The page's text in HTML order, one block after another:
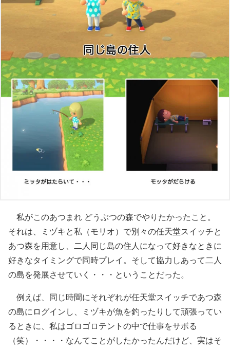
私がこのあつまれ どうぶつの森でやりたかったこと。
それは、ミヅキと私（モリオ）で別々の任天堂スイッチと
あつ森を用意し、二人同じ島の住人になって好きなときに
好きなタイミングで同時プレイ。そして協力しあって二人
の島を発展させていく・・・ということだった。
例えば、同じ時間にそれぞれが任天堂スイッチであつ森
の島にログインし、ミヅキが魚を釣ったりして頑張ってい
るときに、私はゴロゴロテントの中で仕事をサボる
（笑）・・・・なんてことがしたかったんだけど、実はそ